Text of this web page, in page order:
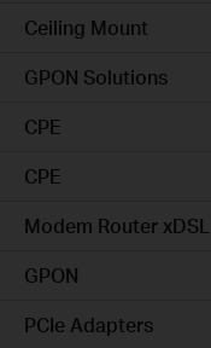
Ceiling Mount
GPON Solutions
CPE
CPE
Modem Router xDSL
GPON
PCIe Adapters